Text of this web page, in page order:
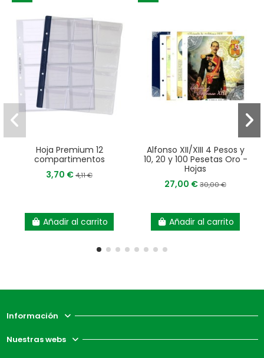
Hoja Premium 12
compartimentos
3,70 €4,11 €
Añadir al carrito
Alfonso XII/XIII 4 Pesos y
10, 20 y 100 Pesetas Oro -
Hojas
27,00 €30,00 €
Añadir al carrito
Información
Nuestras webs